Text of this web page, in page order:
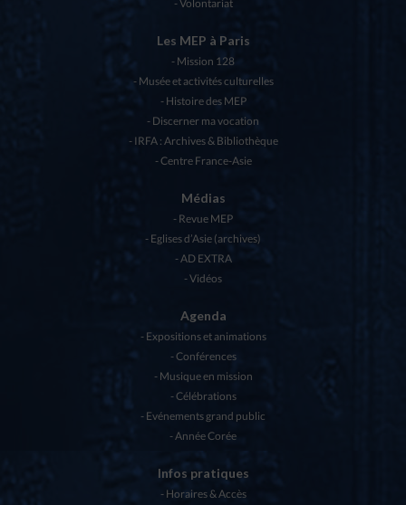
Volontariat
Les MEP à Paris
Mission 128
Musée et activités culturelles
Histoire des MEP
Discerner ma vocation
IRFA : Archives & Bibliothèque
Centre France-Asie
Médias
Revue MEP
Eglises d’Asie (archives)
AD EXTRA
Vidéos
Agenda
Expositions et animations
Conférences
Musique en mission
Célébrations
Evénements grand public
Année Corée
Infos pratiques
Horaires & Accès